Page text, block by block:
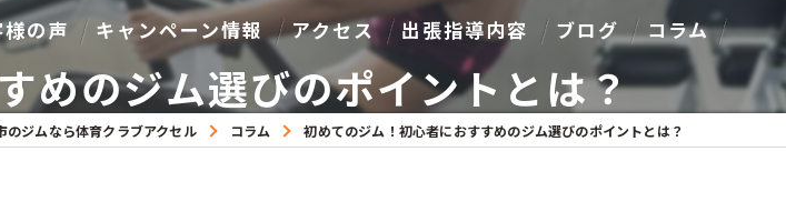
の声 キャンペーン情報 アクセス 出張指導内容 ブログ コラム
めのジム選びのポイントとは？
のジムなら体育クラブアクセル コラム 初めてのジム！初心者におすすめのジム選びのポイントとは？